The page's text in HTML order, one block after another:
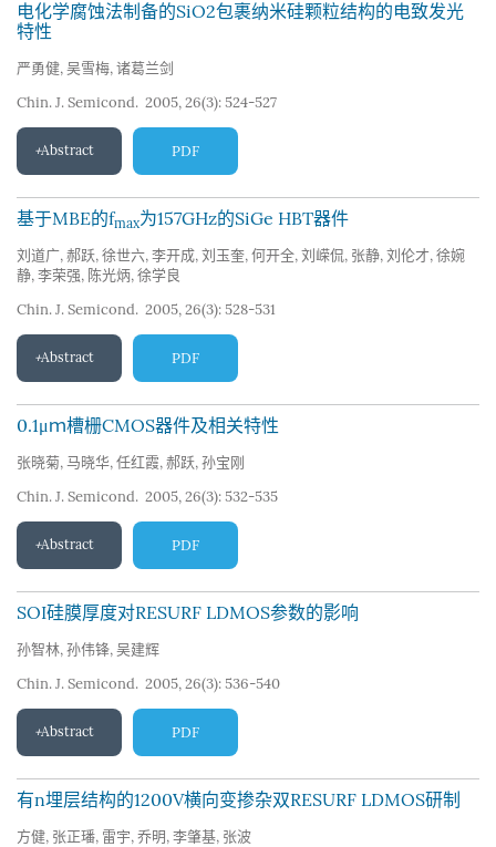
电化学腐蚀法制备的SiO2包裹纳米硅颗粒结构的电致发光
特性
严勇健, 吴雪梅, 诸葛兰剑
Chin. J. Semicond. 2005, 26(3): 524-527
Abstract PDF
基于MBE的fmax为157GHz的SiGe HBT器件
刘道广, 郝跃, 徐世六, 李开成, 刘玉奎, 何开全, 刘嵘侃, 张静, 刘伦才, 徐婉
静, 李荣强, 陈光炳, 徐学良
Chin. J. Semicond. 2005, 26(3): 528-531
Abstract PDF
0.1μｍ槽栅CMOS器件及相关特性
张晓菊, 马晓华, 任红霞, 郝跃, 孙宝刚
Chin. J. Semicond. 2005, 26(3): 532-535
Abstract PDF
SOI硅膜厚度对RESURF LDMOS参数的影响
孙智林, 孙伟锋, 吴建辉
Chin. J. Semicond. 2005, 26(3): 536-540
Abstract PDF
有n埋层结构的1200V横向变掺杂双RESURF LDMOS研制
方健, 张正璠, 雷宇, 乔明 , 李肇基, 张波